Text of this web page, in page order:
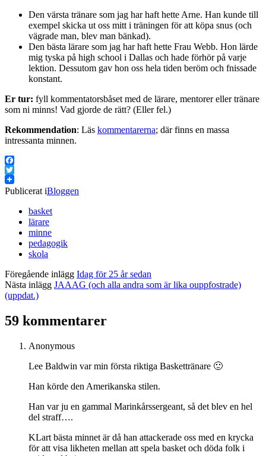
Den värsta tränare som jag har haft hette Arne. Han kunde till
exempel skicka ut oss mitt i träningen för att köpa snus (och
vägrade man, blev man bänkad).
Den bästa lärare som jag har haft hette Frau Webb. Hon lärde
mig tyska på high school i Dallas och hade förhör på varje
lektion. Dessutom gav hon oss hela tiden beröm och fnissade
konstant.
Er tur: fyll kommentatorsbåset med de lärare, mentorer eller tränare
som ni minns! Vad gjorde de rätt? (Eller fel.)
Rekommendation: Läs kommentarerna; där finns en massa
intressanta minnen.
Facebook
Twitter
Publicerat iBloggen
basket
lärare
minne
pedagogik
skola
Föregående inlägg Idag för 25 år sedan
Nästa inlägg JAAAG (och alla andra som är lika ouppfostrade)
(uppdat.)
59 kommentarer
Anonymous
Lee Baldwin var min första riktiga Baskettränare 🙂
Han körde den Amerikanska stilen.
Han var ju en gammal Marinkårssergeant, så det blev en hel
del straff….
KLart bästa minnet är då han attackerade oss med en krycka
för att visa likheten mellan att spela basket och döda folk i